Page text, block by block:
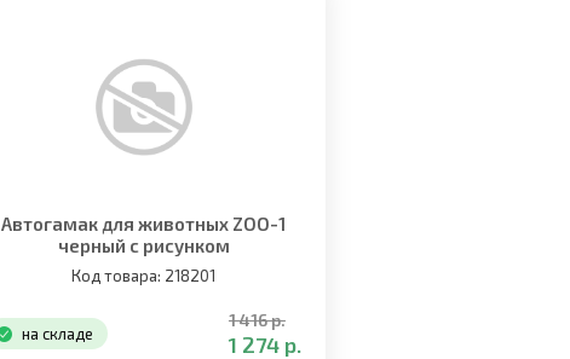
Автогамак для животных ZOO-1
черный с рисунком
Код товара: 218201
на складе
1 416 р.
1 274 р.